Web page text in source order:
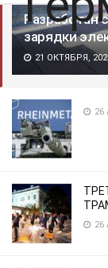
Разработан
зарядки
21 ОКТЯБРЯ,
26
26